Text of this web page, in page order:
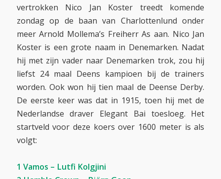
vertrokken Nico Jan Koster treedt komende
zondag op de baan van Charlottenlund onder
meer Arnold Mollema’s Freiherr As aan. Nico Jan
Koster is een grote naam in Denemarken. Nadat
hij met zijn vader naar Denemarken trok, zou hij
liefst 24 maal Deens kampioen bij de trainers
worden. Ook won hij tien maal de Deense Derby.
De eerste keer was dat in 1915, toen hij met de
Nederlandse draver Elegant Bai toesloeg. Het
startveld voor deze koers over 1600 meter is als
volgt:
1 Vamos – Lutfi Kolgjini